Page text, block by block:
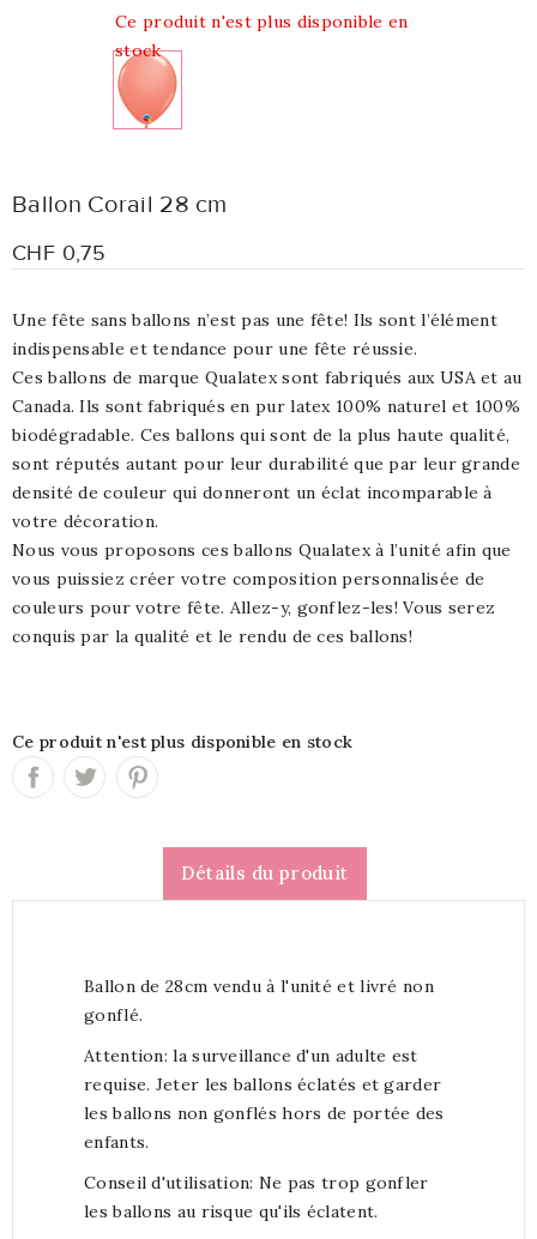
Ce produit n'est plus disponible en
stock
Ballon Corail 28 cm
CHF 0,75
Une fête sans ballons n’est pas une fête! Ils sont l’élément
indispensable et tendance pour une fête réussie.
Ces ballons de marque Qualatex sont fabriqués aux USA et au
Canada. Ils sont fabriqués en pur latex 100% naturel et 100%
biodégradable. Ces ballons qui sont de la plus haute qualité,
sont réputés autant pour leur durabilité que par leur grande
densité de couleur qui donneront un éclat incomparable à
votre décoration.
Nous vous proposons ces ballons Qualatex à l’unité afin que
vous puissiez créer votre composition personnalisée de
couleurs pour votre fête. Allez-y, gonflez-les! Vous serez
conquis par la qualité et le rendu de ces ballons!
Ce produit n'est plus disponible en stock
Détails du produit
Ballon de 28cm vendu à l'unité et livré non
gonflé.
Attention: la surveillance d'un adulte est
requise. Jeter les ballons éclatés et garder
les ballons non gonflés hors de portée des
enfants.
Conseil d'utilisation: Ne pas trop gonfler
les ballons au risque qu'ils éclatent.